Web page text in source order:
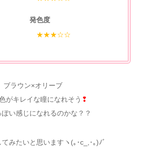
発色度
★★★☆☆
ブラウン×オリーブ
がキレイな瞳になれそう ❢
い感じになれるのかな？？
みたいと思いますヽ(｡･c_,･｡)ﾉﾞ